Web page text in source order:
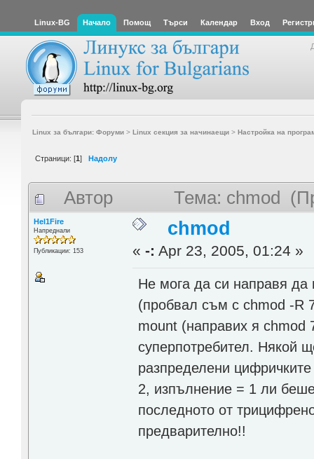
Linux-BG Начало Помощ Търси Календар Вход
Linux за българи: Форуми> Linux секция за начинаещи> Настройка на
Страници: [1] Надолу
Автор Тема: chmod
Hel1Fire
Напреднали
Публикации: 153
chmod
«-: Apr 23, 2005, 01:24 »
Не мога да си направя да
(пробвал съм с chmod -R
mount (направих я chmod
суперпотребител. Някой
разпределени
2, изпълнение = 1 ли
последното от
предварително!!